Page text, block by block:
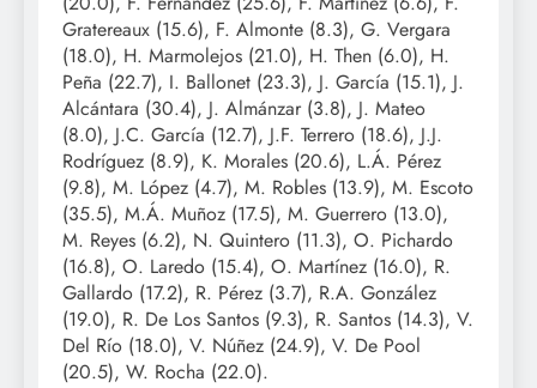
Gratereaux (15.6), F. Almonte (8.3), G. Vergara
(18.0), H. Marmolejos (21.0), H. Then (6.0), H.
Peña (22.7), I. Ballonet (23.3), J. García (15.1), J.
Alcántara (30.4), J. Almánzar (3.8), J. Mateo
(8.0), J.C. García (12.7), J.F. Terrero (18.6), J.J.
Rodríguez (8.9), K. Morales (20.6), L.Á. Pérez
(9.8), M. López (4.7), M. Robles (13.9), M. Escoto
(35.5), M.Á. Muñoz (17.5), M. Guerrero (13.0),
M. Reyes (6.2), N. Quintero (11.3), O. Pichardo
(16.8), O. Laredo (15.4), O. Martínez (16.0), R.
Gallardo (17.2), R. Pérez (3.7), R.A. González
(19.0), R. De Los Santos (9.3), R. Santos (14.3), V.
Del Río (18.0), V. Núñez (24.9), V. De Pool
(20.5), W. Rocha (22.0).